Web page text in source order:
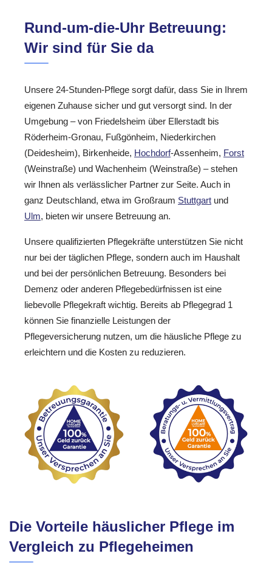
Rund-um-die-Uhr Betreuung:
Wir sind für Sie da
Unsere 24-Stunden-Pflege sorgt dafür, dass Sie in Ihrem
eigenen Zuhause sicher und gut versorgt sind. In der
Umgebung – von Friedelsheim über Ellerstadt bis
Röderheim-Gronau, Fußgönheim, Niederkirchen
(Deidesheim), Birkenheide, Hochdorf-Assenheim, Forst
(Weinstraße) und Wachenheim (Weinstraße) – stehen
wir Ihnen als verlässlicher Partner zur Seite. Auch in
ganz Deutschland, etwa im Großraum Stuttgart und
Ulm, bieten wir unsere Betreuung an.
Unsere qualifizierten Pflegekräfte unterstützen Sie nicht
nur bei der täglichen Pflege, sondern auch im Haushalt
und bei der persönlichen Betreuung. Besonders bei
Demenz oder anderen Pflegebedürfnissen ist eine
liebevolle Pflegekraft wichtig. Bereits ab Pflegegrad 1
können Sie finanzielle Leistungen der
Pflegeversicherung nutzen, um die häusliche Pflege zu
erleichtern und die Kosten zu reduzieren.
Die Vorteile häuslicher Pflege im
Vergleich zu Pflegeheimen